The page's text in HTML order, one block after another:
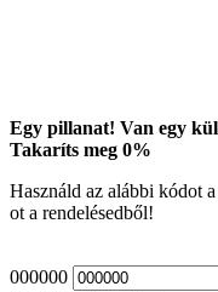
Egy pillanat! Van egy
Takaríts meg 0%
Használd az alábbi kódot
ot a rendelésedből!
000000